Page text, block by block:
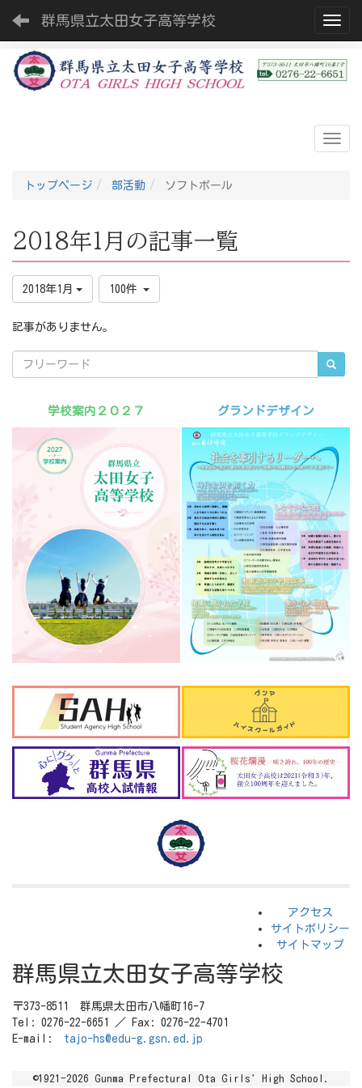
群馬県立太田女子高等学校
トップページ 部活動 ソフトボール
2018年1月の記事一覧
2018年1月 100件
記事がありません。
学校案内２０２７ グランドデザイン
アクセス
サイトポリシー
サイトマップ
群馬県立太田女子高等学校
〒373-8511 群馬県太田市八幡町16-7
Tel: 0276-22-6651 ／ Fax: 0276-22-4701
E-mail: tajo-hs@edu-g.gsn.ed.jp
©1921-2026 Gunma Prefectural Ota Girls' High School.